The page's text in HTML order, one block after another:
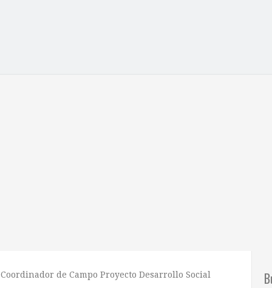
Coordinador de Campo Proyecto Desarrollo Social